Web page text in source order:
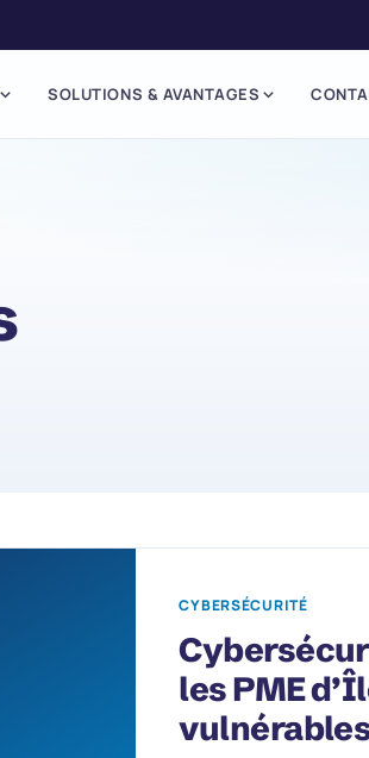
SOLUTIONS & AVANTAGES
CYBERSÉCURITÉ
les PME